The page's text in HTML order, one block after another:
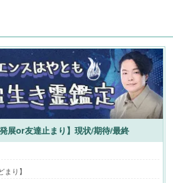
展or友達止まり】現状/期待/最終
り】